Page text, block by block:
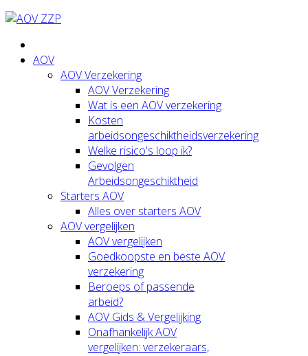
AOV
AOV Verzekering
AOV Verzekering
Wat is een AOV verzekering
Kosten
arbeidsongeschiktheidsverzekering
Welke risico's loop ik?
Gevolgen
Arbeidsongeschiktheid
Starters AOV
Alles over starters AOV
AOV vergelijken
AOV vergelijken
Goedkoopste en beste AOV
verzekering
Beroeps of passende
arbeid?
AOV Gids & Vergelijking
Onafhankelijk AOV
vergelijken: verzekeraars,